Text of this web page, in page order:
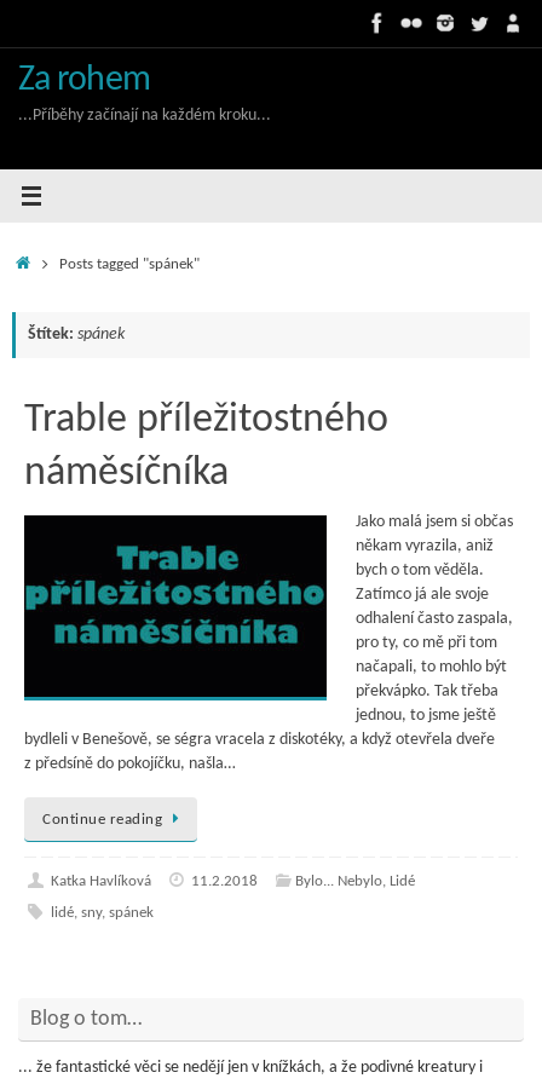
Za rohem
...Příběhy začínají na každém kroku...
HomePosts tagged "spánek"
Štítek: spánek
Trable příležitostného
náměsíčníka
Jako malá jsem si občas
někam vyrazila, aniž
bych o tom věděla.
Zatímco já ale svoje
odhalení často zaspala,
pro ty, co mě při tom
načapali, to mohlo být
překvápko. Tak třeba
jednou, to jsme ještě
bydleli v Benešově, se ségra vracela z diskotéky, a když otevřela dveře
z předsíně do pokojíčku, našla…
Continue reading
Katka Havlíková 11.2.2018 Bylo... Nebylo, Lidé
lidé, sny, spánek
Blog o tom…
... že fantastické věci se nedějí jen v knížkách, a že podivné kreatury i